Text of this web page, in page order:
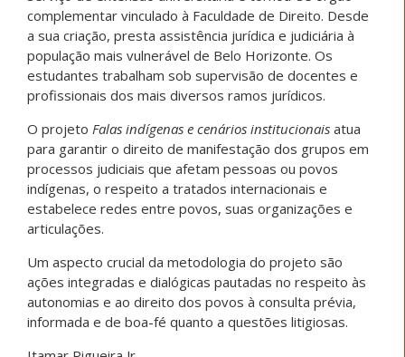
complementar vinculado à Faculdade de Direito. Desde
a sua criação, presta assistência jurídica e judiciária à
população mais vulnerável de Belo Horizonte. Os
estudantes trabalham sob supervisão de docentes e
profissionais dos mais diversos ramos jurídicos.
O projeto Falas indígenas e cenários institucionais atua
para garantir o direito de manifestação dos grupos em
processos judiciais que afetam pessoas ou povos
indígenas, o respeito a tratados internacionais e
estabelece redes entre povos, suas organizações e
articulações.
Um aspecto crucial da metodologia do projeto são
ações integradas e dialógicas pautadas no respeito às
autonomias e ao direito dos povos à consulta prévia,
informada e de boa-fé quanto a questões litigiosas.